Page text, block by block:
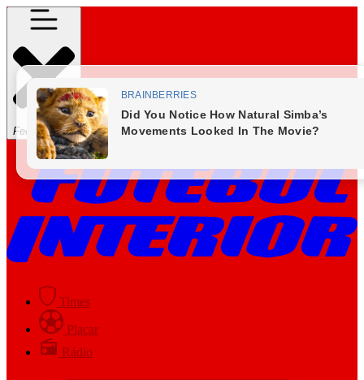
Fechar Menu
Times
Placar
Rádio